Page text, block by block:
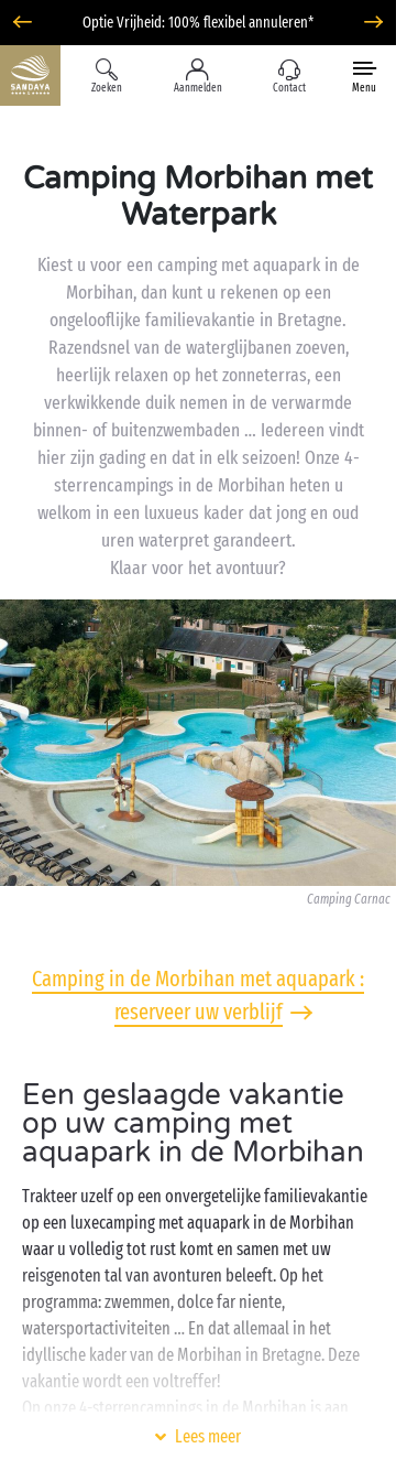
Optie Vrijheid: 100% flexibel annuleren*
Zoeken Aanmelden Contact Menu
Camping Morbihan met
Waterpark
Kiest u voor een camping met aquapark in de
Morbihan, dan kunt u rekenen op een
ongelooflijke familievakantie in Bretagne.
Razendsnel van de waterglijbanen zoeven,
heerlijk relaxen op het zonneterras, een
verkwikkende duik nemen in de verwarmde
binnen- of buitenzwembaden … Iedereen vindt
hier zijn gading en dat in elk seizoen! Onze 4-
sterrencampings in de Morbihan heten u
welkom in een luxueus kader dat jong en oud
uren waterpret garandeert.
Klaar voor het avontuur?
Camping Carnac
Camping in de Morbihan met aquapark :
reserveer uw verblijf
Een geslaagde vakantie
op uw camping met
aquapark in de Morbihan
Trakteer uzelf op een onvergetelijke familievakantie
op een luxecamping met aquapark in de Morbihan
waar u volledig tot rust komt en samen met uw
reisgenoten tal van avonturen beleeft. Op het
programma: zwemmen, dolce far niente,
watersportactiviteiten … En dat allemaal in het
idyllische kader van de Morbihan in Bretagne. Deze
vakantie wordt een voltreffer!
Op onze 4-sterrencampings in de Morbihan is aan
familieactiviteiten geen gebrek: jong en oud
Lees meer